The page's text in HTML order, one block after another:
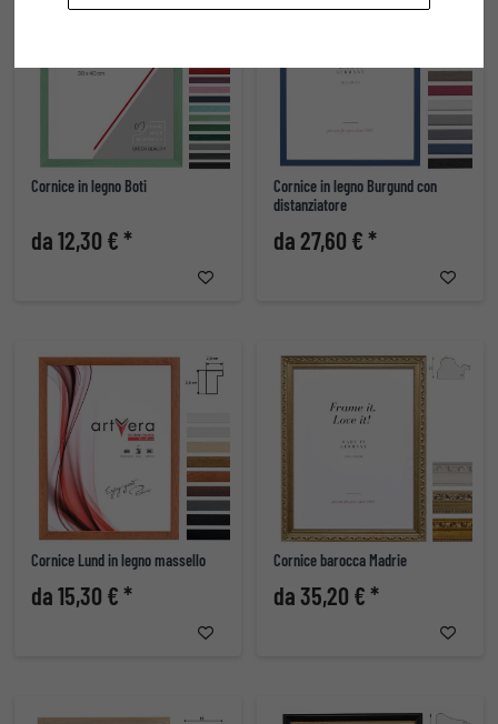
Cornice in legno Boti
da 12,30 € *
Cornice in legno Burgund con
distanziatore
da 27,60 € *
Cornice Lund in legno massello
da 15,30 € *
Cornice barocca Madrie
da 35,20 € *